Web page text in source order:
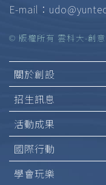
E-mail：
© 版權所有 雲科大-創
關於創設
招生訊息
活動成果
國際行動
學會玩樂